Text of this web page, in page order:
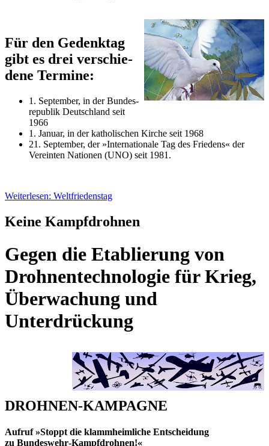
Für den Ge­denk­tag
gibt es drei ver­schie­
de­ne Ter­mi­ne:
1. Sep­tem­ber, in der Bun­des­
re­pu­blik Deutsch­land seit
1966
1. Ja­nu­ar, in der ka­tho­li­schen Kir­che seit 1968
21. September, der »Internationale Tag des Friedens« der
Vereinten Nationen (UNO) seit 1981.
Weiterlesen: Weltfriedenstag
Keine Kampfdrohnen
Gegen die Etablierung von
Drohnentechnologie für Krieg,
Überwachung und
Unterdrückung
DROHNEN-KAMPAGNE
Aufruf »Stoppt die klammheimliche Entscheidung
zu Bundeswehr‑Kampfdrohnen!«